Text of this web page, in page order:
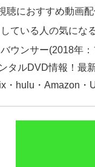
聴におすすめ動画
ている人の気にな
ウンサー(2018年
タルDVD情報！最
・hulu・Amazon・